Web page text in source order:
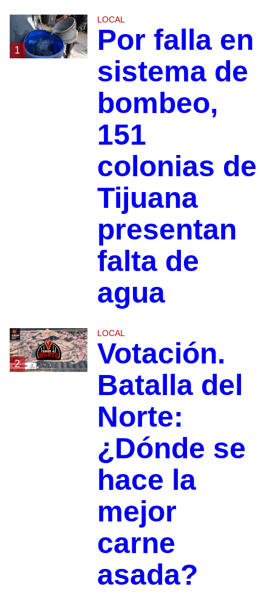
1
LOCAL
Por falla en
sistema de
bombeo,
151
colonias de
Tijuana
presentan
falta de
agua
2
LOCAL
Votación.
Batalla del
Norte:
¿Dónde se
hace la
mejor
carne
asada?